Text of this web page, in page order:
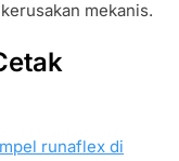
mekanis.
runaflex di